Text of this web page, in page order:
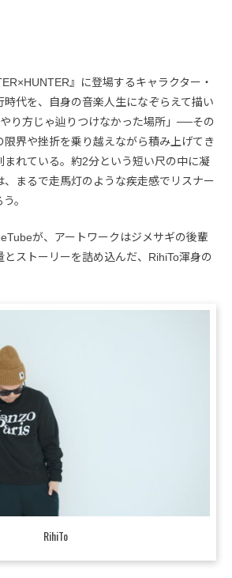
』に登場するキャラクター・
時代を、自身の音楽人生になぞらえて描い
り方じゃ辿りつけなかった場所」──その
限界や挫折を乗り越えながら積み上げてき
まれている。約2分という短い尺の中に凝
、まるで走馬灯のような疾走感でリスナー
。
が、アートワークはジメサギの後輩
ストーリーを詰め込んだ、RihiTo渾身の
RihiTo